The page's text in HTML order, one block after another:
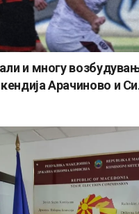
и многу
Арачиново и